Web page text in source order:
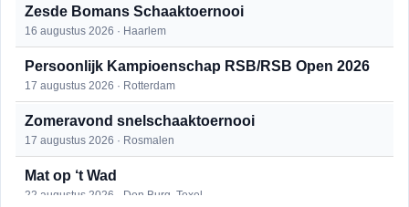
Zesde Bomans Schaaktoernooi
16 augustus 2026 · Haarlem
Persoonlijk Kampioenschap RSB/RSB Open 2026
17 augustus 2026 · Rotterdam
Zomeravond snelschaaktoernooi
17 augustus 2026 · Rosmalen
Mat op ‘t Wad
22 augustus 2026 · Den Burg, Texel